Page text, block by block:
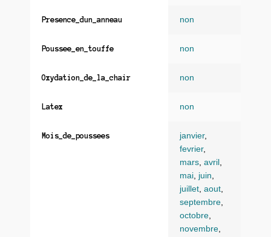
Presence_dun_anneau non
Poussee_en_touffe non
Oxydation_de_la_chair non
Latex non
Mois_de_poussees janvier,
fevrier,
mars, avril ,
mai, juin,
juillet, aout,
septembre,
octobre,
novembre,